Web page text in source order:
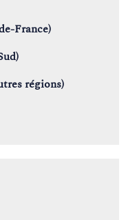
France)
régions)